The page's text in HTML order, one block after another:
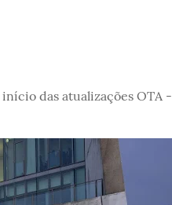
das atualizações OTA -